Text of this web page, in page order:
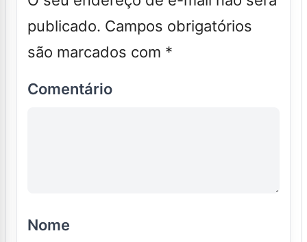
publicado. Campos obrigatórios
são marcados com *
Comentário
Nome